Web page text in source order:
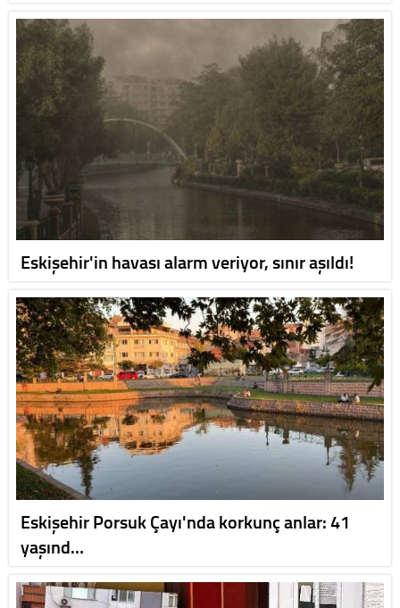
Eskişehir'in havası alarm veriyor, sınır aşıldı!
Eskişehir Porsuk Çayı'nda korkunç anlar: 41
yaşınd…